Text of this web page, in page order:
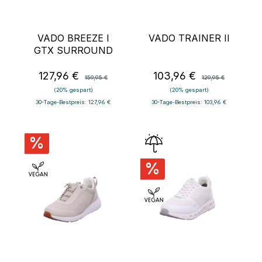
VADO BREEZE I
GTX SURROUND
Verkaufspreis:
127,96 € Regulärer Preis:
159,95 €
(20% gespart)
30-Tage-Bestpreis: 127,96 €
VADO TRAINER II
Verkaufspreis:
103,96 € Regulärer Preis:
129,95 €
(20% gespart)
30-Tage-Bestpreis: 103,96 €
%
%